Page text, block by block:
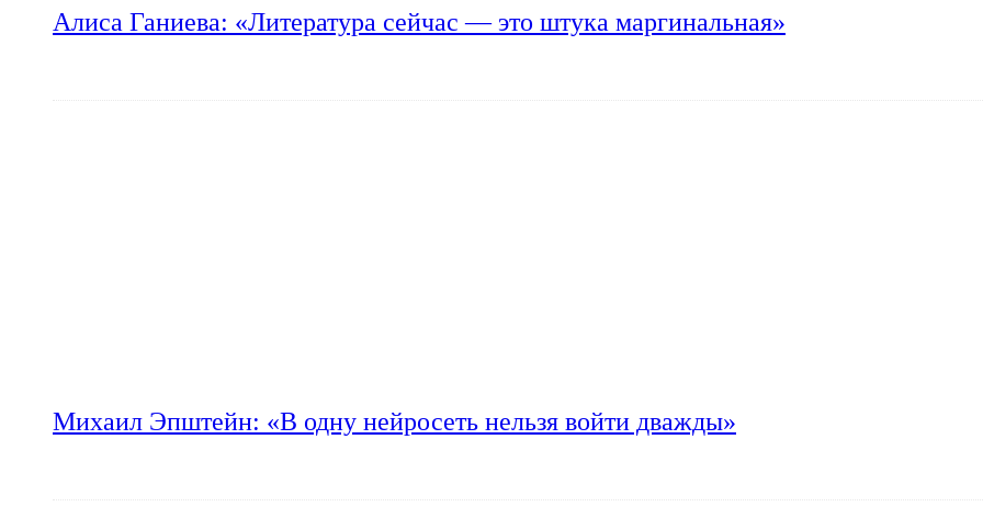
Алиса Ганиева: «Литература сейчас — это штука маргинальная»
Михаил Эпштейн: «В одну нейросеть нельзя войти дважды»